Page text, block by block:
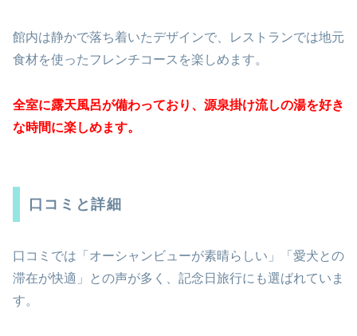
館内は静かで落ち着いたデザインで、レストランでは地元
食材を使ったフレンチコースを楽しめます。
全室に露天風呂が備わっており、源泉掛け流しの湯を好き
な時間に楽しめます。
口コミと詳細
口コミでは「オーシャンビューが素晴らしい」「愛犬との
滞在が快適」との声が多く、記念日旅行にも選ばれていま
す。